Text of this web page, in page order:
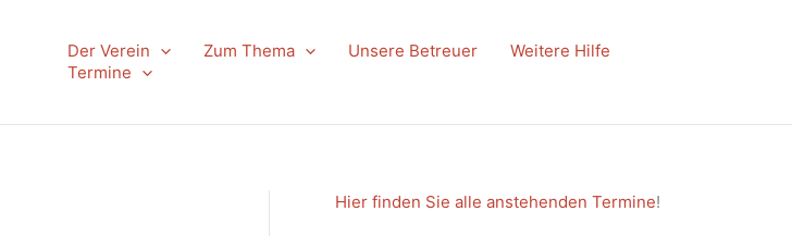
Der Verein Zum Thema Unsere Betreuer
Weitere Hilfe
Termine
Hier finden Sie alle anstehenden Termine!